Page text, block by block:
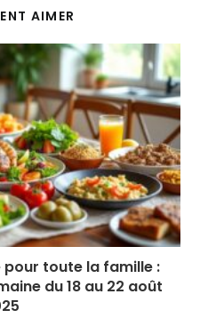
AIMER
pour toute la famille :
du 18 au 22 août